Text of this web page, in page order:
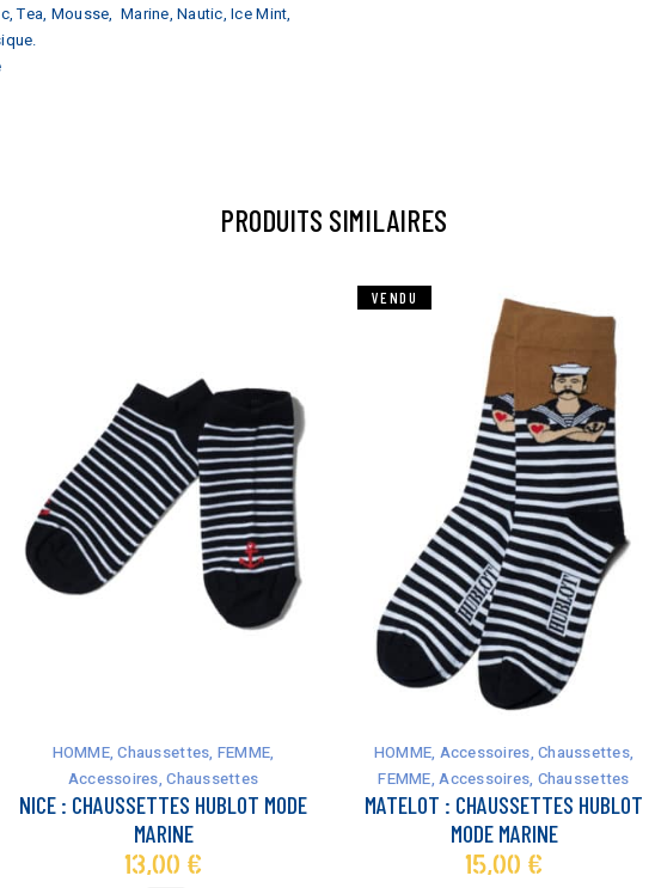
Tea, Mousse, Marine, Nautic, Ice Mint,
PRODUITS SIMILAIRES
variations.
HOMME,Chaussettes, FEMME,
Accessoires,Chaussettes
NICE : CHAUSSETTES HUBLOT MODE
MARINE
13,00€
VENDU
produit
plusieurs
HOMME, Accessoires,Chaussettes,
FEMME,Accessoires, Chaussettes
MATELOT : CHAUSSETTES HUBLOT
MODE MARINE
15,00€